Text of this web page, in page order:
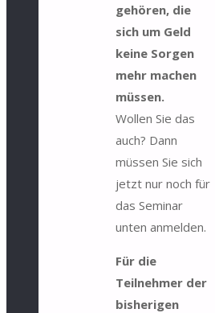
gehören, die
sich um Geld
keine Sorgen
mehr machen
müssen.
Wollen Sie das
auch? Dann
müssen Sie sich
jetzt nur noch für
das Seminar
unten anmelden.
Für die
Teilnehmer der
bisherigen